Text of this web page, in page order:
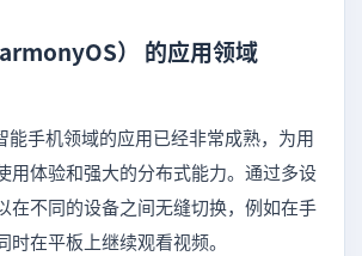
） 的应用领域
能手机领域的应用已经非常成熟，为用
用体验和强大的分布式能力。通过多设
在不同的设备之间无缝切换，例如在手
在平板上继续观看视频。